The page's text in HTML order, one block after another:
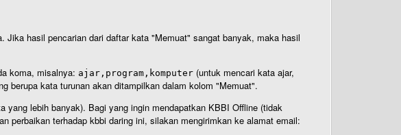
hasil pencarian dari daftar kata "Memuat" sangat banyak, maka hasil
koma, misalnya: ajar,program,komputer (untuk mencari kata ajar,
berupa kata turunan akan ditampilkan dalam kolom "Memuat".
lebih banyak). Bagi yang ingin mendapatkan KBBI Offline (tidak
perbaikan terhadap kbbi daring ini, silakan mengirimkan ke alamat email: